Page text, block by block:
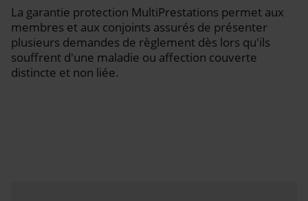
La garantie protection MultiPrestations permet aux
membres et aux conjoints assurés de présenter
plusieurs demandes de règlement dès lors qu'ils
souffrent d'une maladie ou affection couverte
distincte et non liée.